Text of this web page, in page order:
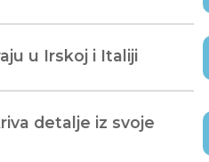
u Irskoj i Italiji
detalje iz svoje